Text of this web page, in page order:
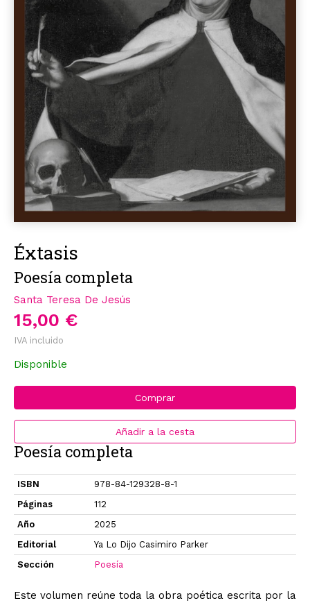
Éxtasis
Poesía completa
Santa Teresa De Jesús
15,00 €
IVA incluido
Disponible
Comprar
Añadir a la cesta
Poesía completa
ISBN
978-84-129328-8-1
Páginas
112
Año
2025
Editorial
Ya Lo Dijo Casimiro Parker
Sección
Poesía
Este volumen reúne toda la obra poética escrita por la